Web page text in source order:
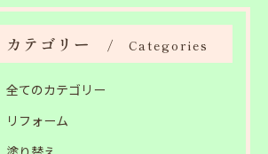
カテゴリー Categories
全てのカテゴリー
リフォーム